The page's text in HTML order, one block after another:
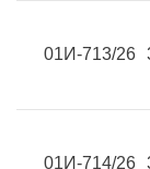
01И-713/26
01И-714/26